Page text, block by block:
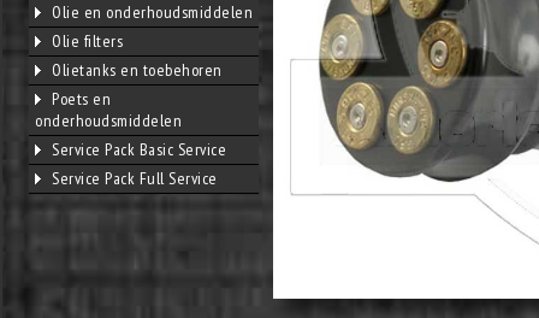
Olie en onderhoudsmiddelen
Olie filters
Olietanks en toebehoren
Poets en
onderhoudsmiddelen
Service Pack Basic Service
Service Pack Full Service